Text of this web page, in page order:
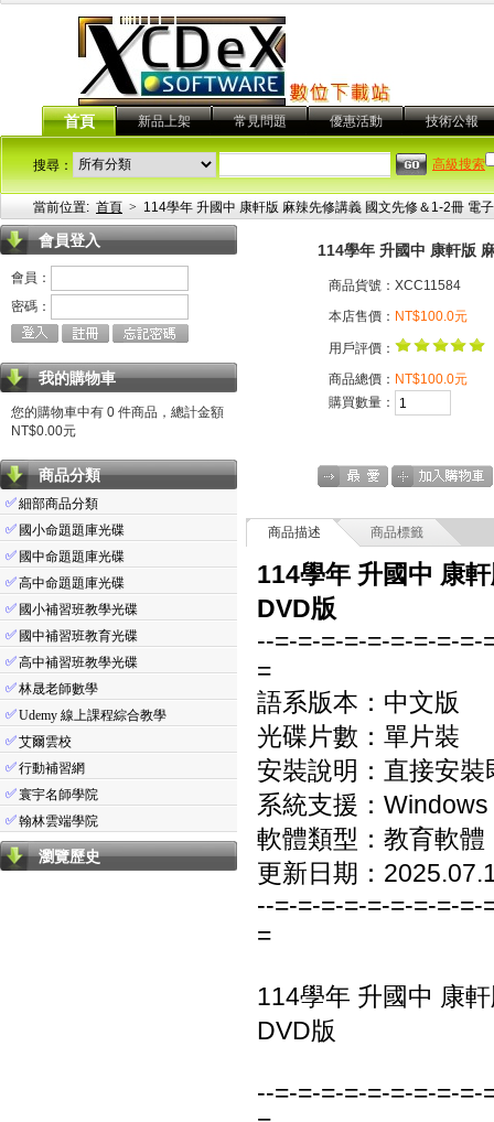
首頁 新品上架 常見問題 優惠活動 技術公報
搜尋： 高級搜索
當前位置: 首頁 > 114學年 升國中 康軒版 麻辣先修講義 國文先修＆1-2冊 電
會員登入
會員：
密碼：
我的購物車
您的購物車中有 0 件商品，總計金額
NT$0.00元
商品分類
✅細部商品分類
✅ 國小命題題庫光碟
✅ 國中命題題庫光碟
✅高中命題題庫光碟
✅ 國小補習班教學光碟
✅ 國中補習班教育光碟
✅高中補習班教學光碟
✅林晟老師數學
✅Udemy 線上課程綜合教學
✅艾爾雲校
✅行動補習網
✅寰宇名師學院
✅翰林雲端學院
瀏覽歷史
114學年 升國中 康軒版
商品貨號：XCC11584
本店售價： NT$100.0元
用戶評價：
商品總價： NT$100.0元
購買數量：
商品描述 商品標籤
114學年 升國中 康
DVD版
--=-=-=-=-=-=-=-=-=-
=
語系版本：中文版
光碟片數：單片裝
安裝說明：直接安裝
系統支援：
軟體類型：教育軟體
更新日期：
--=-=-=-=-=-=-=-=-=-
=
114學年 升國中 康
DVD版
--=-=-=-=-=-=-=-=-=-